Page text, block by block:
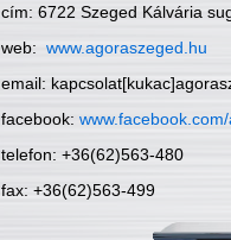
cím: 6722 Szeged Kálvária
web: www.agoraszeged.hu
email:
facebook:
telefon: +36(62)563-480
fax: +36(62)563-499